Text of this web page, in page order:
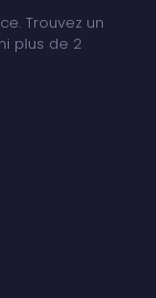
Trouvez un
plus de 2